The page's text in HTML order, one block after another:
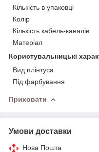
Кількість в упаковці
Колір
Кількість кабель-каналів
Матеріал
Користувальницькі
Вид плінтуса
Під фарбування
Приховати
Умови доставки
Нова Пошта